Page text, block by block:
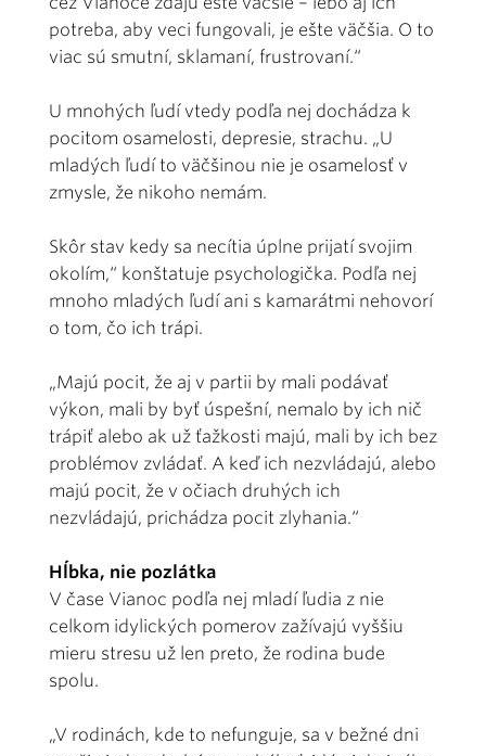
potreba, aby veci fungovali, je ešte väčšia. O to
viac sú smutní, sklamaní, frustrovaní.“
U mnohých ľudí vtedy podľa nej dochádza k
pocitom osamelosti, depresie, strachu. „U
mladých ľudí to väčšinou nie je osamelosť v
zmysle, že nikoho nemám.
Skôr stav kedy sa necítia úplne prijatí svojim
okolím,“ konštatuje psychologička. Podľa nej
mnoho mladých ľudí ani s kamarátmi nehovorí
o tom, čo ich trápi.
„Majú pocit, že aj v partii by mali podávať
výkon, mali by byť úspešní, nemalo by ich nič
trápiť alebo ak už ťažkosti majú, mali by ich bez
problémov zvládať. A keď ich nezvládajú, alebo
majú pocit, že v očiach druhých ich
nezvládajú, prichádza pocit zlyhania.“
Hĺbka, nie pozlátka
V čase Vianoc podľa nej mladí ľudia z nie
celkom idylických pomerov zažívajú vyššiu
mieru stresu už len preto, že rodina bude
spolu.
„V rodinách, kde to nefunguje, sa v bežné dni